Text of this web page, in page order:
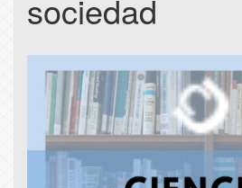
sociedad
Article
Sidebar